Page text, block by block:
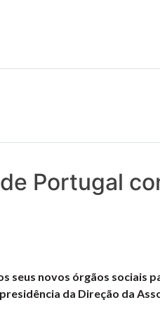
se passa na Saúde!
Portugal
seus novos órgãos sociais
da Direção da